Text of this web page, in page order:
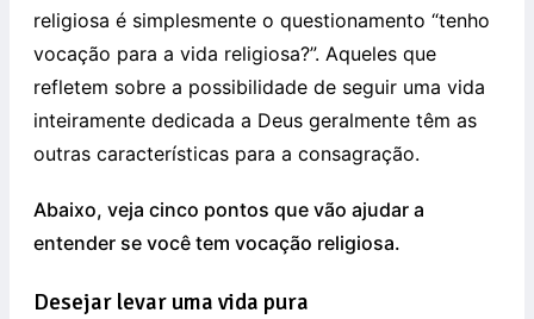
religiosa é simplesmente o questionamento “tenho
vocação para a vida religiosa?”. Aqueles que
refletem sobre a possibilidade de seguir uma vida
inteiramente dedicada a Deus geralmente têm as
outras características para a consagração.
Abaixo, veja cinco pontos que vão ajudar a
entender se você tem vocação religiosa.
Desejar levar uma vida pura